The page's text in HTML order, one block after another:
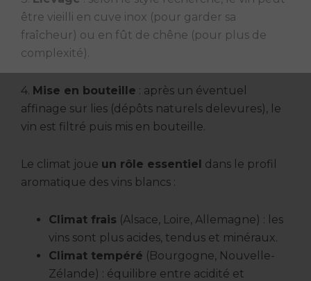
être vieilli en cuve inox (pour garder sa
fraîcheur) ou en fût de chêne (pour plus de
complexité).
4. Mise en bouteille : après un éventuel
affinage sur lies (dépôts naturels delevures), le
vin est filtré puis mis en bouteille.
Le climat joue un rôle essentiel dans le profil
aromatique des vins blancs :
Climat frais (Alsace, Loire, Allemagne) : les
vins sont plus acides, tendus et minéraux.
Climat tempéré (Bourgogne, Nouvelle-
Zélande) : équilibre entre acidité et